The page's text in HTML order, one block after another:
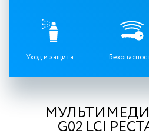
Уход и защита
G02 LCI